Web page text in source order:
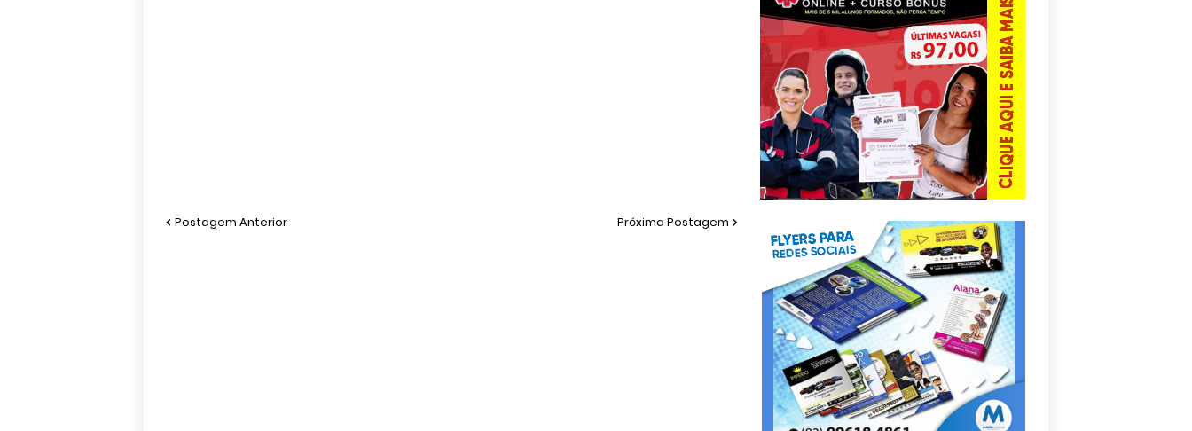
Postagem Anterior Próxima Postagem